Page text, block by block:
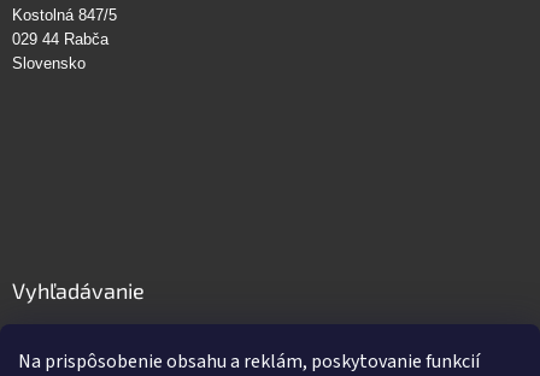
Na prispôsobenie obsahu a reklám, poskytovanie funkcií
Kostolná 847/5
029 44 Rabča
Slovensko
Vyhľadávanie
HĽADAŤ